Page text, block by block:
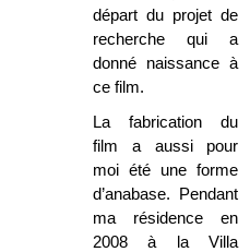
départ du projet de
recherche qui a
donné naissance à
ce film.
La fabrication du
film a aussi pour
moi été une forme
d’anabase. Pendant
ma résidence en
2008 à la Villa